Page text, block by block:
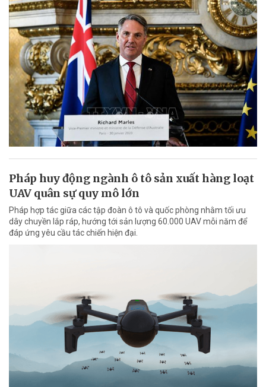
Pháp huy động ngành ô tô sản xuất hàng loạt
UAV quân sự quy mô lớn
Pháp hợp tác giữa các tập đoàn ô tô và quốc phòng nhằm tối ưu
dây chuyền lắp ráp, hướng tới sản lượng 60.000 UAV mỗi năm để
đáp ứng yêu cầu tác chiến hiện đại.